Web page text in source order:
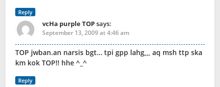
Reply
vcHa purple TOPsays:
September 13, 2009 at 4:46 am
TOP jwban.an narsis bgt… tpi gpp lahg,,, aq msh ttp ska
km kok TOP!! hhe ^_^
Reply